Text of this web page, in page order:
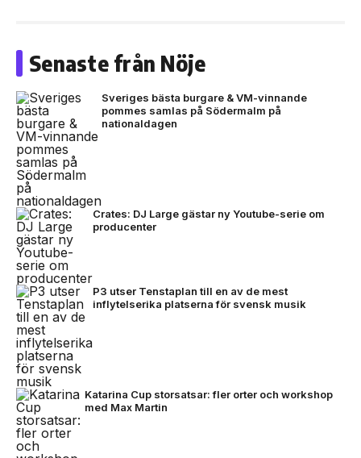
Senaste från Nöje
Sveriges bästa burgare & VM-vinnande
pommes samlas på Södermalm på
nationaldagen
Crates: DJ Large gästar ny Youtube-serie om
producenter
P3 utser Tenstaplan till en av de mest
inflytelserika platserna för svensk musik
Katarina Cup storsatsar: fler orter och workshop
med Max Martin